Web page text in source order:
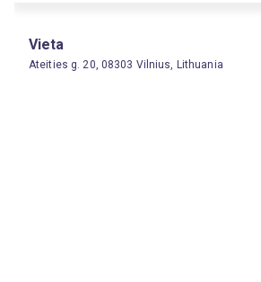
Vieta
Ateities g. 20, 08303 Vilnius, Lithuania